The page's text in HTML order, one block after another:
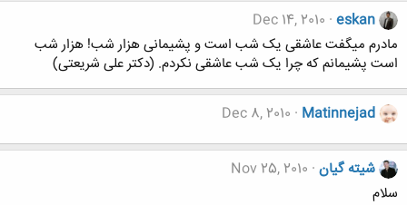
eskan
Dec 14, 2010
مادرم میگفت عاشقی یک شب است و پشیمانی هزار شب! هزار شب
است پشیمانم که چرا یک شب عاشقی نکردم. (دکتر علی شریعتی)
Matinnejad
Dec 8, 2010
شيته گيان Nov 25, 2010
سلام